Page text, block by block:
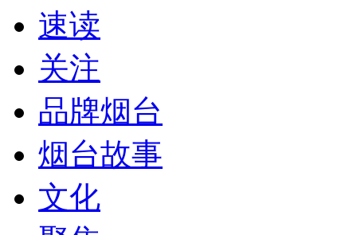
速读
关注
品牌烟台
烟台故事
文化